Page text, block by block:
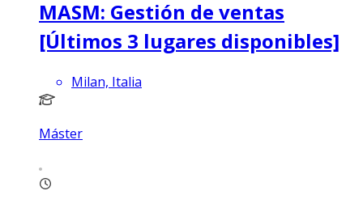
MASM: Gestión de ventas
[Últimos 3 lugares disponibles]
Milan, Italia
Máster